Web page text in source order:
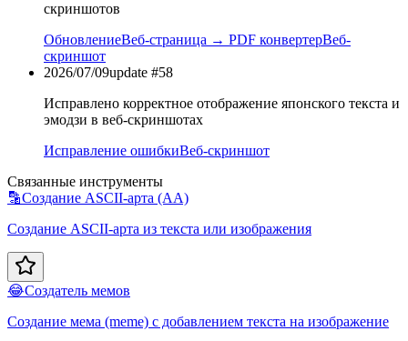
скриншотов
ОбновлениеВеб-страница → PDF конвертерВеб-
скриншот
2026/07/09update #58
Исправлено корректное отображение японского текста и
эмодзи в веб-скриншотах
Исправление ошибкиВеб-скриншот
Связанные инструменты
🔡Создание ASCII-арта (AA)
Создание ASCII-арта из текста или изображения
😂Создатель мемов
Создание мема (meme) с добавлением текста на изображение